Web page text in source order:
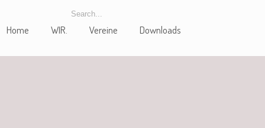
Home WIR. Vereine Downloads